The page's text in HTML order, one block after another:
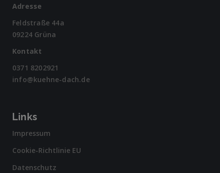
Adresse
Feldstraße 44a
09224 Grüna
Kontakt
0371 8202921
info@kuehne-dach.de
Links
Impressum
Cookie-Richtlinie EU
Datenschutz